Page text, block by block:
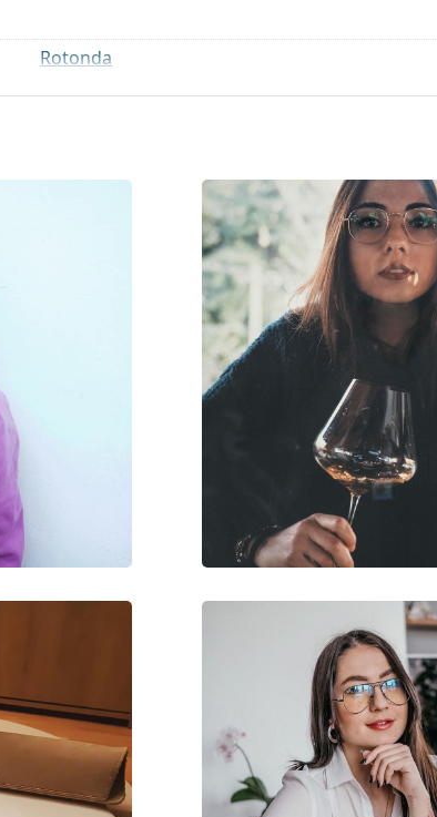
Rotonda
Nero
Unisex
Occhiali per PC